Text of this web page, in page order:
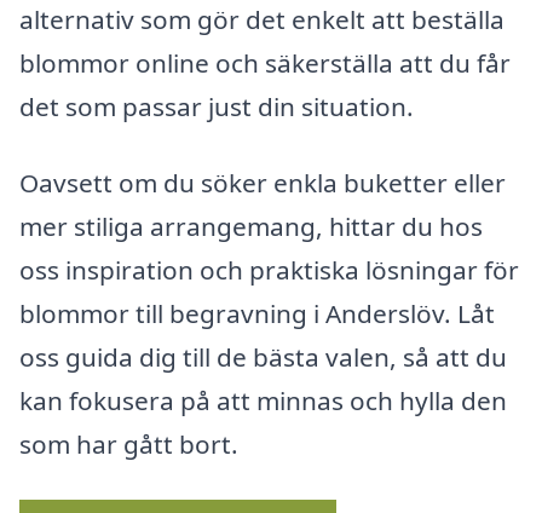
alternativ som gör det enkelt att beställa
blommor online och säkerställa att du får
det som passar just din situation.
Oavsett om du söker enkla buketter eller
mer stiliga arrangemang, hittar du hos
oss inspiration och praktiska lösningar för
blommor till begravning i Anderslöv. Låt
oss guida dig till de bästa valen, så att du
kan fokusera på att minnas och hylla den
som har gått bort.